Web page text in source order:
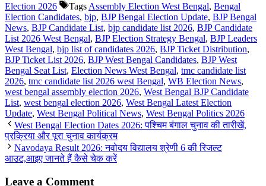
Election 2026
Tags Assembly Election West Bengal, Bengal
Election Candidates, bjp, BJP Bengal Election Update, BJP Bengal
News, BJP Candidate List, bjp candidate list 2026, BJP Candidate
List 2026 West Bengal, BJP Election Strategy Bengal, BJP Leaders
West Bengal, bjp list of candidates 2026, BJP Ticket Distribution,
BJP Ticket List 2026, BJP West Bengal Candidates, BJP West
Bengal Seat List, Election News West Bengal, tmc candidate list
2026, tmc candidate list 2026 west Bengal, WB Election News,
west bengal assembly election 2026, West Bengal BJP Candidate
List, west bengal election 2026, West Bengal Latest Election
Update, West Bengal Political News, West Bengal Politics 2026
West Bengal Election Dates 2026: पश्चिम बंगाल चुनाव की तारीखें,
प्रक्रिया और पूरा चुनाव कार्यक्रम
Navodaya Result 2026: नवोदय विद्यालय श्रेणी 6 की रिजल्ट
आउट,आइए जानते हैं कैसे चेक करें
Leave a Comment